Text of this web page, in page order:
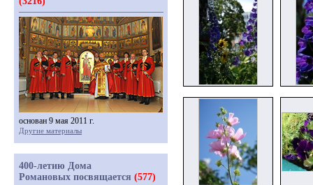
основан 9 мая 2011 г.
Другие материалы
400-летию Дома
Романовых посвящается (577)